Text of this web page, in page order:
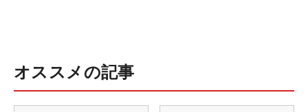
オススメの記事